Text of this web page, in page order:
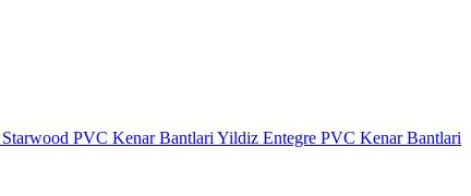
Starwood PVC Kenar Bantlari Yildiz Entegre PVC Kenar Bantlari